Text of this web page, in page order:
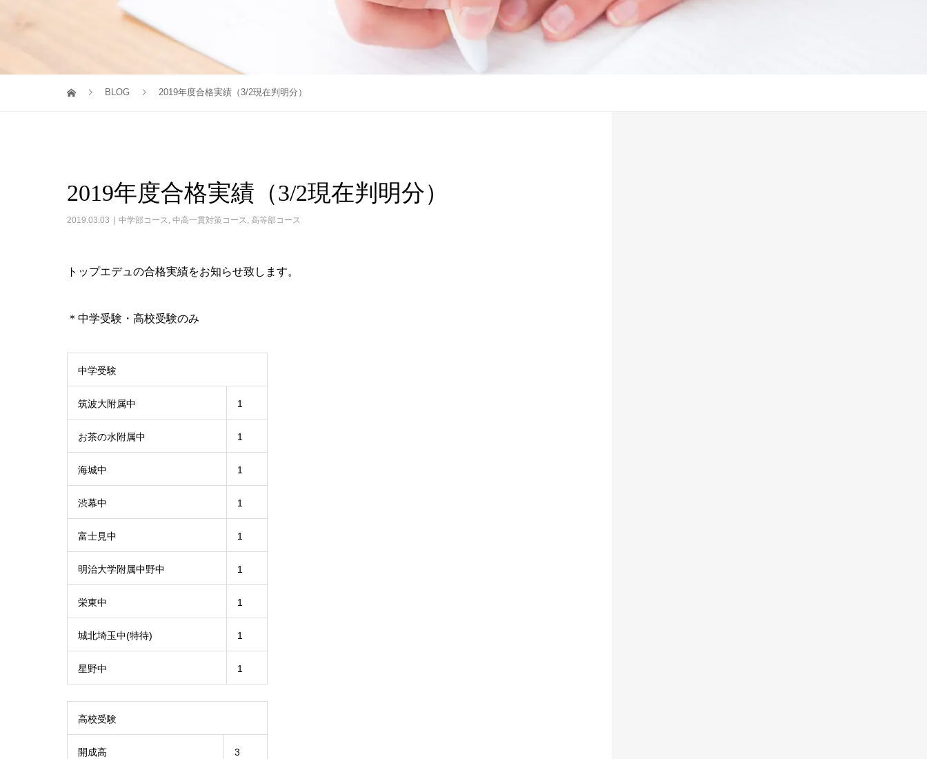
BLOG 2019年度合格実績（3/2現在判明分）
2019年度合格実績（3/2現在判明分）
2019.03.03 中学部コース 中高一貫対策コース 高等部コース
トップエデュの合格実績をお知らせ致します。
＊中学受験・高校受験のみ
中学受験
筑波大附属中 1
お茶の水附属中 1
海城中 1
渋幕中 1
富士見中 1
明治大学附属中野中 1
栄東中 1
城北埼玉中(特待) 1
星野中 1
高校受験
開成高 3